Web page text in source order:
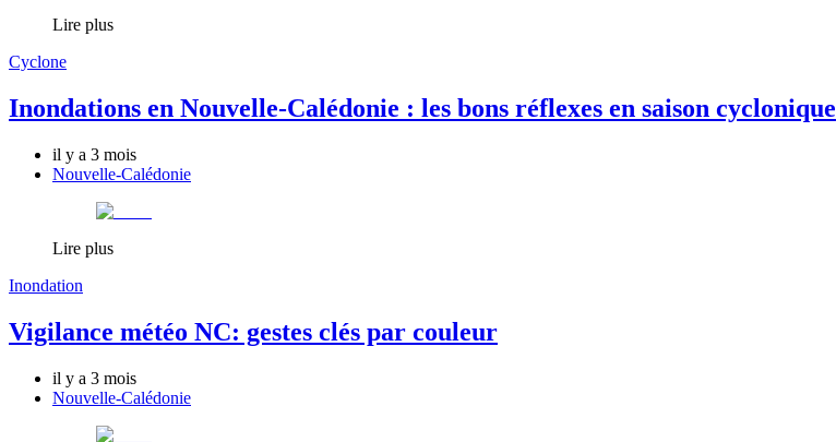
Lire plus
Cyclone
Inondations en Nouvelle-Calédonie : les bons réflexes en saison cyclonique
il y a 3 mois
Nouvelle-Calédonie
Lire plus
Inondation
Vigilance météo NC: gestes clés par couleur
il y a 3 mois
Nouvelle-Calédonie